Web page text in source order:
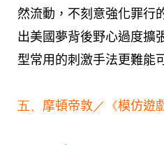
然流動，不刻意強化罪行
出美國夢背後野心過度擴
型常用的刺激手法更難能
五、 摩頓帝敦／《模仿遊